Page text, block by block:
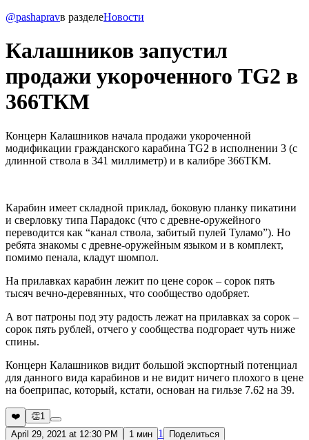
@pashapravв разделеНовости
Калашников запустил
продажи укороченного TG2 в
366ТКМ
Концерн Калашников начала продажи укороченной
модификации гражданского карабина TG2 в исполнении 3 (с
длинной ствола в 341 миллиметр) и в калибре 366ТКМ.
Карабин имеет складной приклад, боковую планку пикатини
и сверловку типа Парадокс (что с древне-оружейного
переводится как “канал ствола, забитый пулей Туламо”). Но
ребята знакомы с древне-оружейным языком и в комплект,
помимо пенала, кладут шомпол.
На прилавках карабин лежит по цене сорок – сорок пять
тысяч вечно-деревянных, что сообщество одобряет.
А вот патроны под эту радость лежат на прилавках за сорок –
сорок пять рублей, отчего у сообщества подгорает чуть ниже
спины.
Концерн Калашников видит большой экспортный потенциал
для данного вида карабинов и не видит ничего плохого в цене
на боеприпас, который, кстати, основан на гильзе 7.62 на 39.
❤️ 👏1
April 29, 2021 at 12:30 PM
1 мин 1
Поделиться